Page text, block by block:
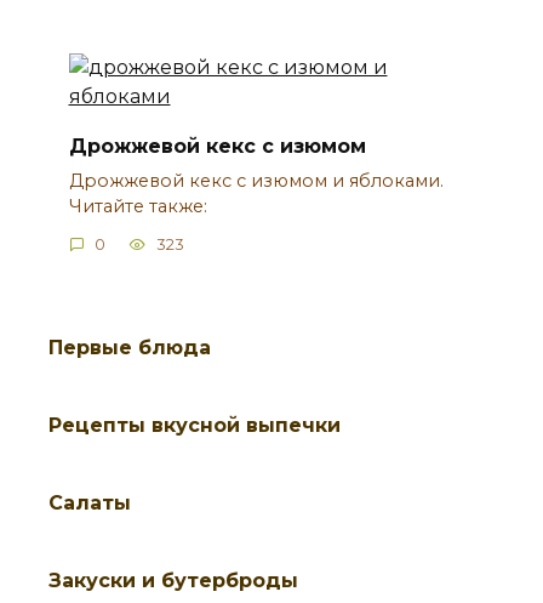
Дрожжевой кекс с изюмом
Дрожжевой кекс с изюмом и яблоками.
Читайте также:
0 323
Первые блюда
Рецепты вкусной выпечки
Салаты
Закуски и бутерброды